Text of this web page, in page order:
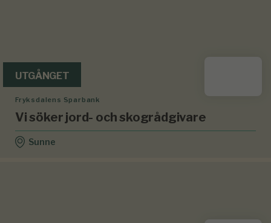
UTGÅNGET
Fryksdalens Sparbank
Vi söker jord- och skogrådgivare
Sunne